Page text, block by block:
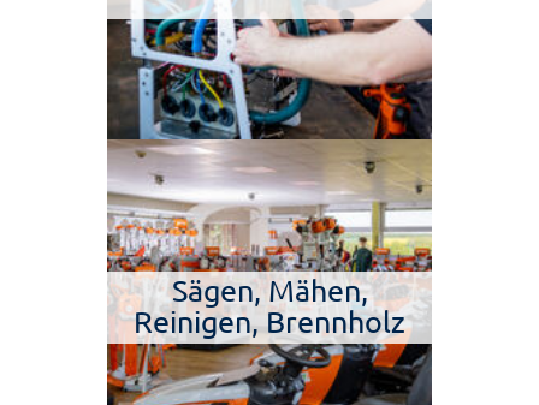
Sägen, Mähen,
Reinigen, Brennholz